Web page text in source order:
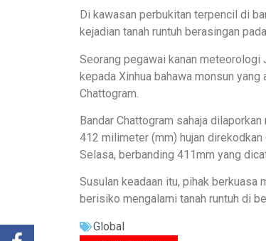
Di kawasan perbukitan terpencil di
kejadian tanah runtuh berasingan
Seorang pegawai kanan
kepada Xinhua bahawa monsun
Chattogram.
Bandar Chattogram sahaja
412 milimeter (mm) hujan
Selasa, berbanding 411mm yang
Susulan keadaan itu, pihak berkuasa
berisiko mengalami tanah runtuh di
Global